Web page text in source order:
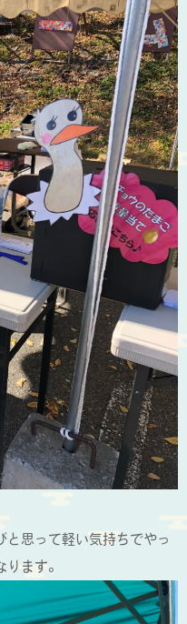
思って軽い気持ちでやっ
ます。